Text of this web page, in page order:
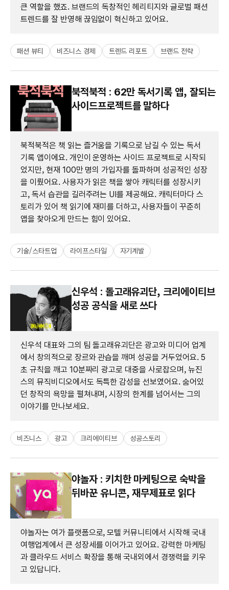
큰 역할을 했죠. 브랜드의 독창적인 헤리티지와 글로벌 패션
트렌드를 잘 반영해 끊임없이 혁신하고 있어요.
패션 뷰티 비즈니스 경제 트렌드 리포트 브랜드 전략
북적북적 : 62만 독서기록 앱, 잘되는
사이드프로젝트를 말하다
북적북적은 책 읽는 즐거움을 기록으로 남길 수 있는 독서
기록 앱이에요. 개인이 운영하는 사이드 프로젝트로 시작되
었지만, 현재 100만 명의 가입자를 돌파하며 성공적인 성장
을 이뤘어요. 사용자가 읽은 책을 쌓아 캐릭터를 성장시키
고, 독서 습관을 길러주려는 UI를 제공해요. 캐릭터마다 스
토리가 있어 책 읽기에 재미를 더하고, 사용자들이 꾸준히
앱을 찾아오게 만드는 힘이 있어요.
기술/스타트업 라이프스타일 자기계발
신우석 : 돌고래유괴단, 크리에이티브
성공 공식을 새로 쓰다
신우석 대표와 그의 팀 돌고래유괴단은 광고와 미디어 업계
에서 창의적으로 장르와 관습을 깨며 성공을 거두었어요. 5
초 규칙을 깨고 10분짜리 광고로 대중을 사로잡으며, 뉴진
스의 뮤직비디오에서도 독특한 감성을 선보였어요. 숨어있
던 창작의 욕망을 펼쳐내며, 시장의 한계를 넘어서는 그의
이야기를 만나보세요.
비즈니스 광고 크리에이티브 성공스토리
야놀자 : 키치한 마케팅으로 숙박을
뒤바꾼 유니콘, 재무제표로 읽다
야놀자는 여가 플랫폼으로, 모텔 커뮤니티에서 시작해 국내
여행업계에서 큰 성장세를 이어가고 있어요. 강력한 마케팅
과 클라우드 서비스 확장을 통해 국내외에서 경쟁력을 키우
고 있답니다.